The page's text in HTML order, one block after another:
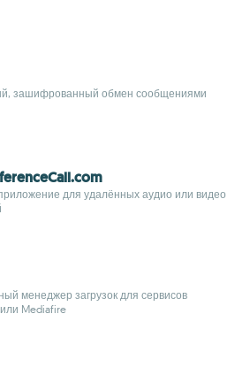
зашифрованный обмен сообщениями
для удалённых аудио или видео
менеджер загрузок для сервисов
Mediafire